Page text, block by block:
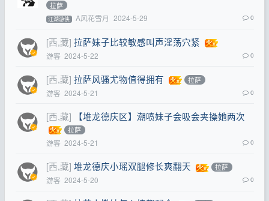
拉萨
江湖游侠 A风花雪月 2024-5-29 0
[西,藏] 拉萨妹子比较敏感叫声淫荡穴紧
游客 2024-5-22 0
[西,藏] 拉萨风骚尤物值得拥有 拉萨
游客 2024-5-21 0
[西,藏] 【堆龙德庆区】潮喷妹子会吸会夹操她两次
拉萨
游客 2024-5-21 0
[西,藏] 堆龙德庆小瑶双腿修长爽翻天 拉萨
游客 2024-5-20 0